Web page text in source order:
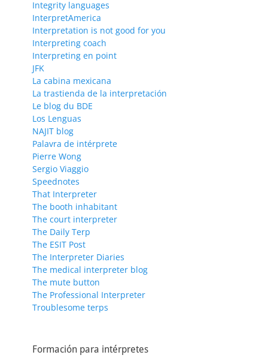
Integrity languages
InterpretAmerica
Interpretation is not good for you
Interpreting coach
Interpreting en point
JFK
La cabina mexicana
La trastienda de la interpretación
Le blog du BDE
Los Lenguas
NAJIT blog
Palavra de intérprete
Pierre Wong
Sergio Viaggio
Speednotes
That Interpreter
The booth inhabitant
The court interpreter
The Daily Terp
The ESIT Post
The Interpreter Diaries
The medical interpreter blog
The mute button
The Professional Interpreter
Troublesome terps
Formación para intérpretes